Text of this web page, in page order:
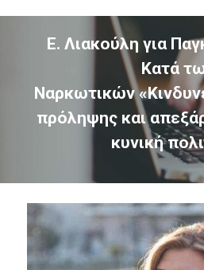
Ε. Λιακούλη για
Κατά
Ναρκωτικών
πρόληψης και
κυνική